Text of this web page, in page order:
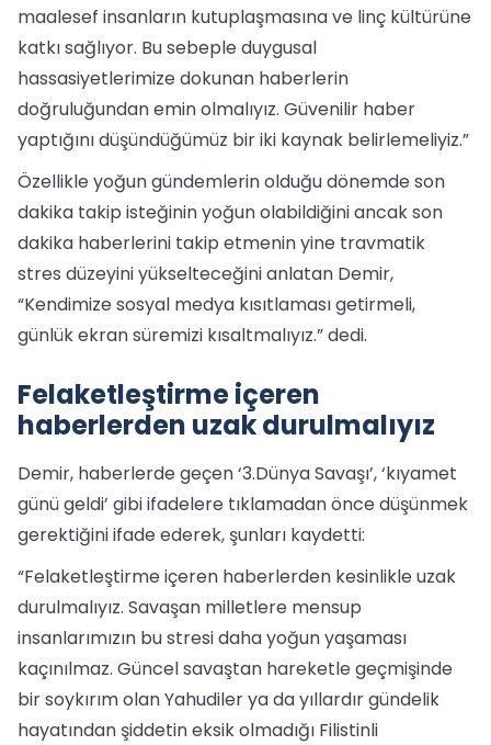
maalesef insanların kutuplaşmasına ve linç kültürüne
katkı sağlıyor. Bu sebeple duygusal
hassasiyetlerimize dokunan haberlerin
doğruluğundan emin olmalıyız. Güvenilir haber
yaptığını düşündüğümüz bir iki kaynak belirlemeliyiz.”
Özellikle yoğun gündemlerin olduğu dönemde son
dakika takip isteğinin yoğun olabildiğini ancak son
dakika haberlerini takip etmenin yine travmatik
stres düzeyini yükselteceğini anlatan Demir,
“Kendimize sosyal medya kısıtlaması getirmeli,
günlük ekran süremizi kısaltmalıyız.” dedi.
Felaketleştirme içeren
haberlerden uzak durulmalıyız
Demir, haberlerde geçen ‘3.Dünya Savaşı’, ‘kıyamet
günü geldi’ gibi ifadelere tıklamadan önce düşünmek
gerektiğini ifade ederek, şunları kaydetti:
“Felaketleştirme içeren haberlerden kesinlikle uzak
durulmalıyız. Savaşan milletlere mensup
insanlarımızın bu stresi daha yoğun yaşaması
kaçınılmaz. Güncel savaştan hareketle geçmişinde
bir soykırım olan Yahudiler ya da yıllardır gündelik
hayatından şiddetin eksik olmadığı Filistinli